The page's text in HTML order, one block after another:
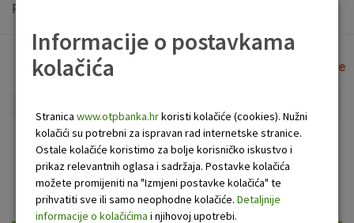
Popis uplatno-isplatnih bankomata možete vidjeti
Lista poslovnica i bankomata Očisti filtere
Bankomat Poslovnica
Prikaži samo uplatne bankomate
Informacije o postavkama
kolačića
Stranica www.otpbanka.hrkoristi kolačiće (cookies). Nužni
kolačići su potrebni za ispravan rad internetske stranice.
Ostale kolačiće koristimo za bolje korisničko iskustvo i
prikaz relevantnih oglasa i sadržaja. Postavke kolačića
možete promijeniti na "Izmjeni postavke kolačića" te
prihvatiti sve ili samo neophodne kolačiće. Detaljnije
informacije o kolačićima i njihovoj upotrebi.